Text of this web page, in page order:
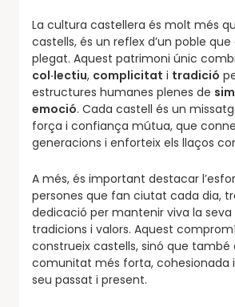
La cultura castellera és molt més
castells, és un reflex d’un poble
plegat. Aquest patrimoni únic
col·lectiu, complicitat i tradició
estructures humanes plenes de
emoció. Cada castell és un
força i confiança mútua, que
generacions i enforteix els llaços
A més, és important destacar
persones que fan ciutat cada dia,
dedicació per mantenir viva la
tradicions i valors. Aquest
construeix castells, sinó que també
comunitat més forta, cohesionada
seu passat i present.